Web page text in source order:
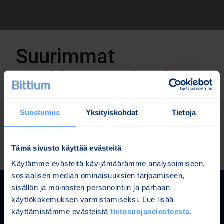
Suostumus Yksityiskohdat Tietoja
Tämä sivusto käyttää evästeitä
Käytämme evästeitä kävijämäärämme analysoimiseen,
sosiaalisen median ominaisuuksien tarjoamiseen,
sisällön ja mainosten personointiin ja parhaan
käyttökokemuksen varmistamiseksi. Lue lisää
käyttämistämme evästeistä tietosuojaselosteesta.
Suurimmat
osakkeenomistajat